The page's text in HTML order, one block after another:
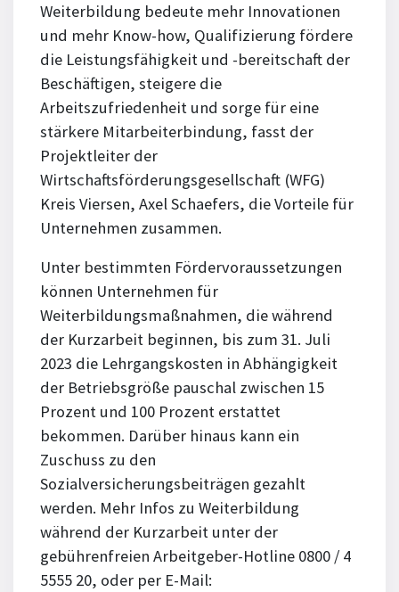
Weiterbildung bedeute mehr Innovationen
und mehr Know-how, Qualifizierung fördere
die Leistungsfähigkeit und -bereitschaft der
Beschäftigen, steigere die
Arbeitszufriedenheit und sorge für eine
stärkere Mitarbeiterbindung, fasst der
Projektleiter der
Wirtschaftsförderungsgesellschaft (WFG)
Kreis Viersen, Axel Schaefers, die Vorteile für
Unternehmen zusammen.
Unter bestimmten Fördervoraussetzungen
können Unternehmen für
Weiterbildungsmaßnahmen, die während
der Kurzarbeit beginnen, bis zum 31. Juli
2023 die Lehrgangskosten in Abhängigkeit
der Betriebsgröße pauschal zwischen 15
Prozent und 100 Prozent erstattet
bekommen. Darüber hinaus kann ein
Zuschuss zu den
Sozialversicherungsbeiträgen gezahlt
werden. Mehr Infos zu Weiterbildung
während der Kurzarbeit unter der
gebührenfreien Arbeitgeber-Hotline 0800 / 4
5555 20, oder per E-Mail: